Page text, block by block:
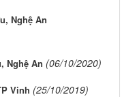
Nghệ An
Nghệ An (06/10/2020)
Vinh (25/10/2019)